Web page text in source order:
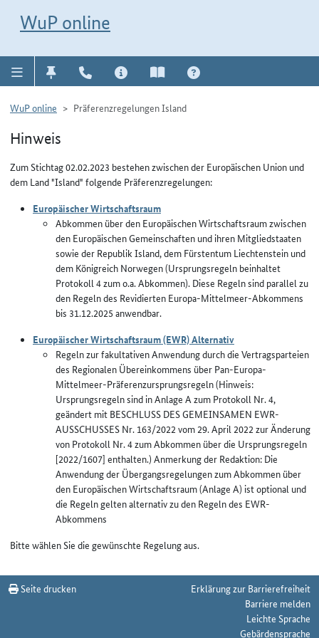
WuP online
WuP online Präferenzregelungen Island
Hinweis
Zum Stichtag 02.02.2023 bestehen zwischen der Europäischen Union und
dem Land "Island" folgende Präferenzregelungen:
Europäischer Wirtschaftsraum
Abkommen über den Europäischen Wirtschaftsraum zwischen
den Europäischen Gemeinschaften und ihren Mitgliedstaaten
sowie der Republik Island, dem Fürstentum Liechtenstein und
dem Königreich Norwegen (Ursprungsregeln beinhaltet
Protokoll 4 zum o.a. Abkommen). Diese Regeln sind parallel zu
den Regeln des Revidierten Europa-Mittelmeer-Abkommens
bis 31.12.2025 anwendbar.
Europäischer Wirtschaftsraum (EWR) Alternativ
Regeln zur fakultativen Anwendung durch die Vertragsparteien
des Regionalen Übereinkommens über Pan-Europa-
Mittelmeer-Präferenzursprungsregeln (Hinweis:
Ursprungsregeln sind in Anlage A zum Protokoll Nr. 4,
geändert mit BESCHLUSS DES GEMEINSAMEN EWR-
AUSSCHUSSES Nr. 163/2022 vom 29. April 2022 zur Änderung
von Protokoll Nr. 4 zum Abkommen über die Ursprungsregeln
[2022/1607] enthalten.) Anmerkung der Redaktion: Die
Anwendung der Übergangsregelungen zum Abkommen über
den Europäischen Wirtschaftsraum (Anlage A) ist optional und
die Regeln gelten alternativ zu den Regeln des EWR-
Abkommens
Bitte wählen Sie die gewünschte Regelung aus.
Seite drucken
Erklärung zur Barrierefreiheit
Barriere melden
Leichte Sprache
Gebärdensprache